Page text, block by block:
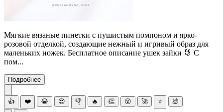
Мягкие вязаные пинетки с пушистым помпоном и ярко-
розовой отделкой, создающие нежный и игривый образ для
маленьких ножек. Бесплатное описание ушек зайки 🐰 С
пом...
Подробнее
👍 ❤️ 😂 😍 👎 🔥 👏 😮 🚀 ⭐ 💩